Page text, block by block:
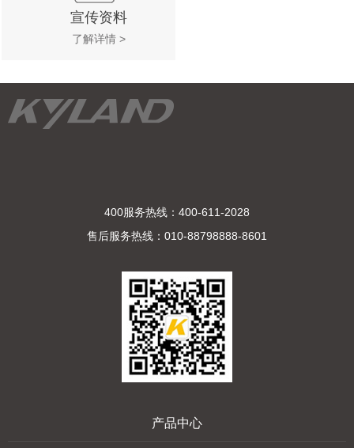
宣传资料
了解详情 >
400服务热线：400-611-2028
售后服务热线：010-88798888-8601
产品中心